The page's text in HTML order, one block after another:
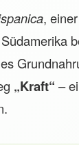
,
„Kraft“ –